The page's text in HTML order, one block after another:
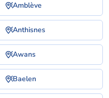
Amblève
Anthisnes
Awans
Baelen